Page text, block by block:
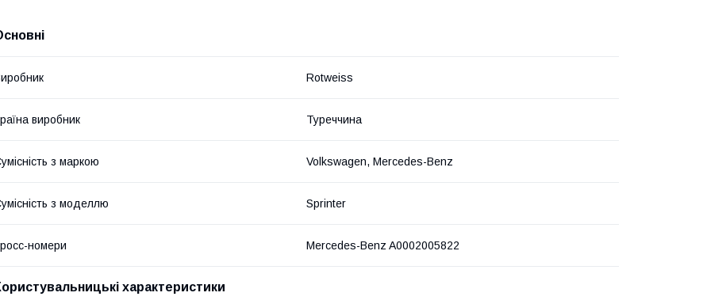
Rotweiss
виробник Туреччина
з маркою Volkswagen, Mercedes-Benz
з моделлю Sprinter
номери Mercedes-Benz A0002005822
характеристики